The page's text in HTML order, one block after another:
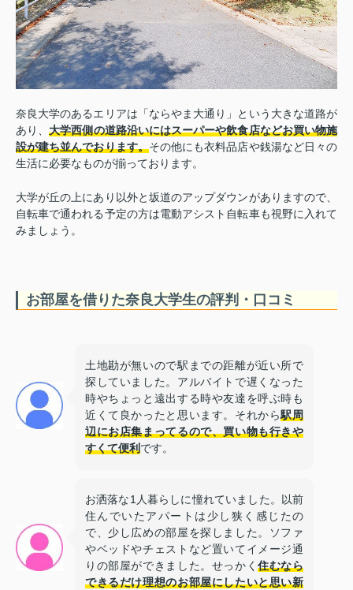
奈良大学のあるエリアは「ならやま大通り」という大きな道路が
あり、大学西側の道路沿いにはスーパーや飲食店などお買い物施
設が建ち並んでおります。その他にも衣料品店や銭湯など日々の
生活に必要なものが揃っております。
大学が丘の上にあり以外と坂道のアップダウンがありますので、
自転車で通われる予定の方は電動アシスト自転車も視野に入れて
みましょう。
お部屋を借りた奈良大学生の評判・口コミ
土地勘が無いので駅までの距離が近い所で
探していました。アルバイトで遅くなった
時やちょっと遠出する時や友達を呼ぶ時も
近くて良かったと思います。それから駅周
辺にお店集まってるので、買い物も行きや
すくて便利です。
お洒落な1人暮らしに憧れていました。以前
住んでいたアパートは少し狭く感じたの
で、少し広めの部屋を探しました。ソファ
やベッドやチェストなど置いてイメージ通
りの部屋ができました。せっかく住むなら
できるだけ理想のお部屋にしたいと思い新